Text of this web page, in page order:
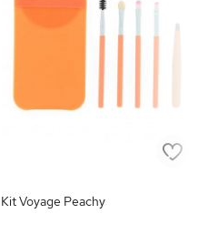
Kit Voyage Peachy